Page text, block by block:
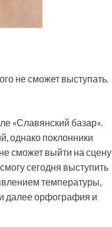
не сможет выступать.
«Славянский базар».
однако поклонники
сможет выйти на сцену
сегодня выступить
температуры,
и далее орфография и